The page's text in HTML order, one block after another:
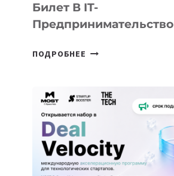
Билет В IT-
Предпринимательство
ПОДРОБНЕЕ ОТ
АЛМАТЫ:
AI
YOUTH
CAMP
ДАЛ